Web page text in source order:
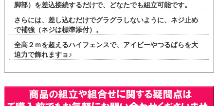
脚部）を差込接続するだけで、どなたでも組立可能です。
さらには、差し込むだけでグラグラしないように、ネジ止め
で補強（ネジは標準添付）。
全高２ｍを超えるハイフェンスで、アイビーやつるばらを大
迫力で飾れますョ♪